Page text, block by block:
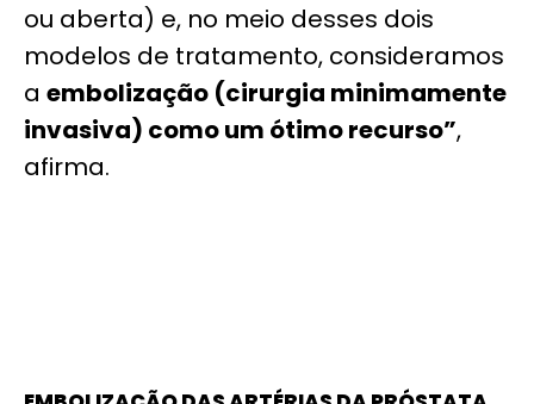
ou aberta) e, no meio desses dois
modelos de tratamento, consideramos
a embolização (cirurgia minimamente
invasiva) como um ótimo recurso”,
afirma.